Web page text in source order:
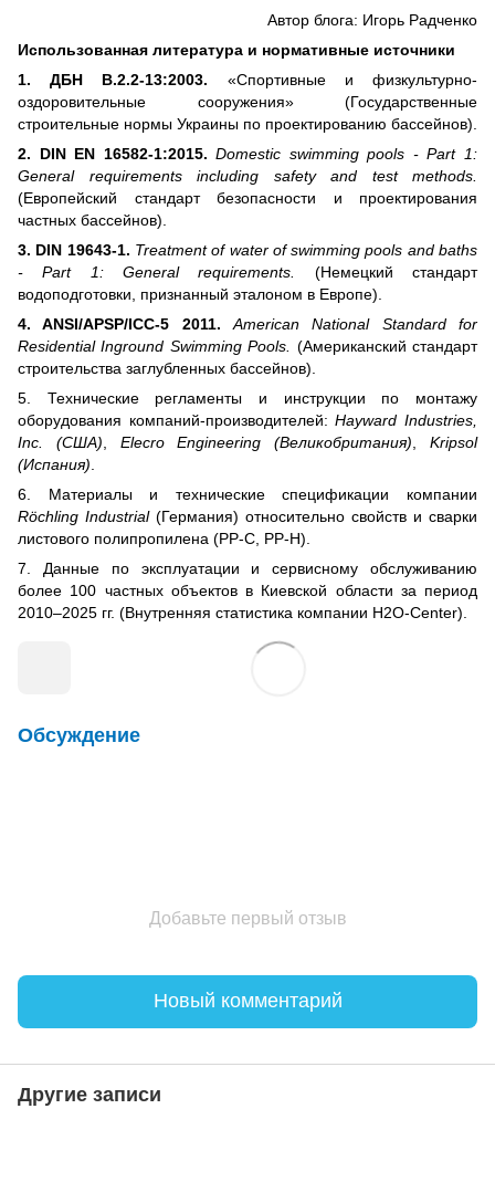
Автор блога: Игорь Радченко
Использованная литература и нормативные источники
1. ДБН В.2.2-13:2003. «Спортивные и физкультурно-
оздоровительные сооружения» (Государственные
строительные нормы Украины по проектированию бассейнов).
2. DIN EN 16582-1:2015. Domestic swimming pools - Part 1:
General requirements including safety and test methods.
(Европейский стандарт безопасности и проектирования
частных бассейнов).
3. DIN 19643-1. Treatment of water of swimming pools and baths
- Part 1: General requirements.
(Немецкий стандарт
водоподготовки, признанный эталоном в Европе).
4. ANSI/APSP/ICC-5 2011.
American National Standard for
Residential Inground Swimming Pools.
(Американский стандарт
строительства заглубленных бассейнов).
5. Технические регламенты и инструкции по монтажу
оборудования компаний-производителей:Hayward Industries,
Inc. (США)
Elecro Engineering (Великобритания) ,Kripsol
(Испания)
6. Материалы и технические спецификации компании
Röchling Industrial(Германия) относительно свойств и сварки
листового полипропилена (PP-C, PP-H).
7. Данные по эксплуатации и сервисному обслуживанию
более 100 частных объектов в Киевской области за период
2010–2025 гг. (Внутренняя статистика компании H2O-Center).
Обсуждение
Добавьте первый отзыв
Новый комментарий
Другие записи